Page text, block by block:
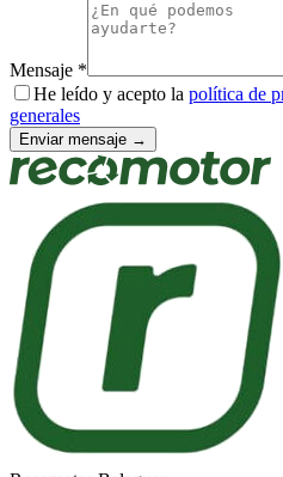
Mensaje *
He leído y acepto la política de
generales
Enviar mensaje →